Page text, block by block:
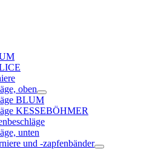
oben
BLUM
KESSEBÖHMER
unten
und -zapfenbänder